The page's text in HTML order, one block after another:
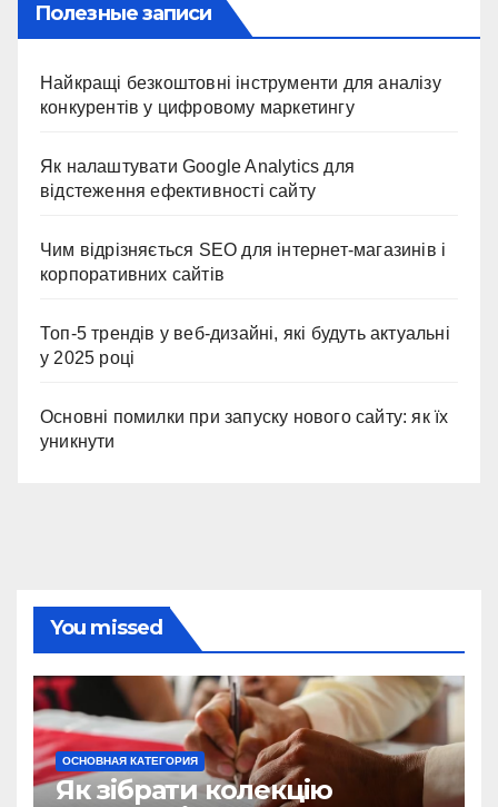
Полезные записи
Найкращі безкоштовні інструменти для аналізу
конкурентів у цифровому маркетингу
Як налаштувати Google Analytics для
відстеження ефективності сайту
Чим відрізняється SEO для інтернет-магазинів і
корпоративних сайтів
Топ-5 трендів у веб-дизайні, які будуть актуальні
у 2025 році
Основні помилки при запуску нового сайту: як їх
уникнути
You missed
ОСНОВНАЯ КАТЕГОРИЯ
Як зібрати колекцію